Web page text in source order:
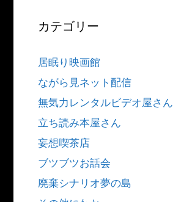
カテゴリー
居眠り映画館
ながら見ネット配信
無気力レンタルビデオ屋さん
立ち読み本屋さん
妄想喫茶店
ブツブツお話会
廃棄シナリオ夢の島